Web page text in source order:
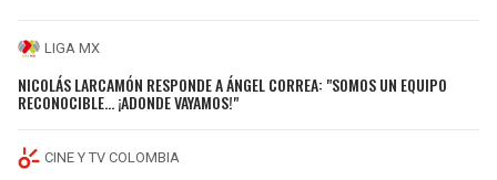
LIGA MX
NICOLÁS LARCAMÓN RESPONDE A ÁNGEL CORREA: "SOMOS UN EQUIPO
RECONOCIBLE... ¡ADONDE VAYAMOS!"
CINE Y TV COLOMBIA